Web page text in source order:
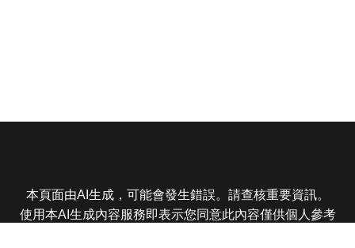
本頁面由AI生成，可能會發生錯誤。請查核重要資訊。
使用本AI生成內容服務即表示您同意此內容僅供個人參考